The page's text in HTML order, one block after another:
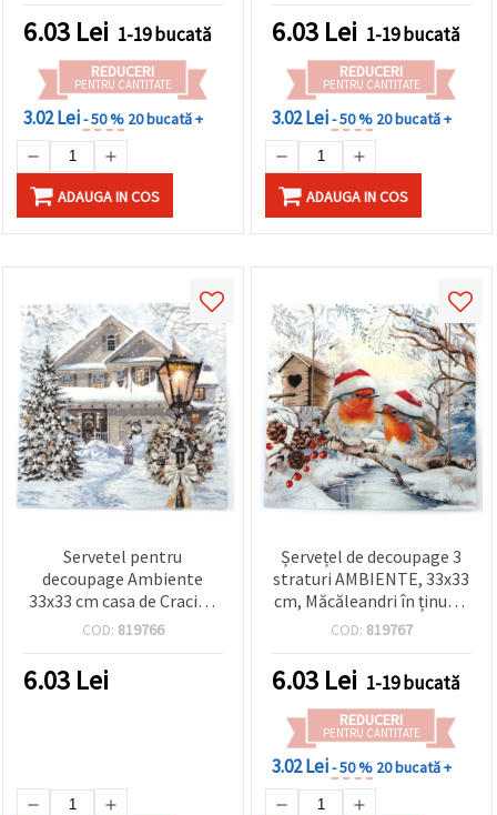
6.03 Lei 1-19 bucată
REDUCERI
PENTRU CANTITATE
3.02 Lei- 50 % 20 bucată +
ADAUGA IN COS
6.03 Lei 1-19 bucată
REDUCERI
PENTRU CANTITATE
3.02 Lei- 50 % 20 bucată +
ADAUGA IN COS
Servetel pentru
decoupage Ambiente
33x33 cm casa de Craciun
in trei straturi - 1 bucata
COD: 819766
6.03 Lei
Șervețel de decoupage 3
straturi AMBIENTE, 33x33
cm, Măcăleandri în ținutul
iernii - 1 bucată
COD: 819767
6.03 Lei 1-19 bucată
REDUCERI
PENTRU CANTITATE
3.02 Lei- 50 % 20 bucată +